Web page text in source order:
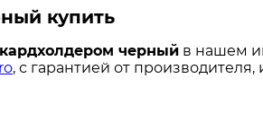
купить
черный в нашем
, с гарантией от